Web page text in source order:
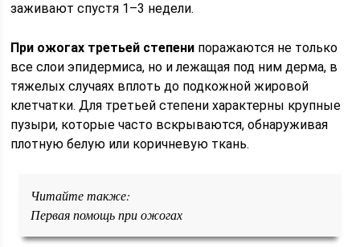
заживают спустя 1–3 недели.
При ожогах третьей степени поражаются не только
все слои эпидермиса, но и лежащая под ним дерма, в
тяжелых случаях вплоть до подкожной жировой
клетчатки. Для третьей степени характерны крупные
пузыри, которые часто вскрываются, обнаруживая
плотную белую или коричневую ткань.
Читайте также:
Первая помощь при ожогах